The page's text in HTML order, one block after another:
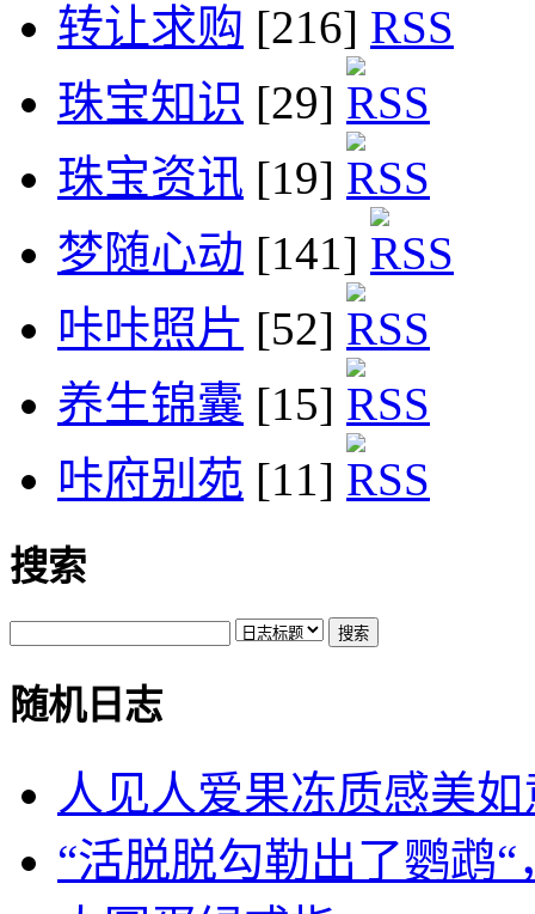
转让求购 [216]
珠宝知识 [29]
珠宝资讯 [19]
梦随心动 [141]
咔咔照片 [52]
养生锦囊 [15]
咔府别苑 [11]
搜索
随机日志
人见人爱果冻质感美如
“活脱脱勾勒出了鹦鹉“